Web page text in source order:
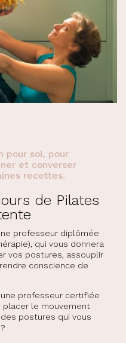
pour soi, pour
et converser
recettes.
de Pilates
professeur diplômée
qui vous donnera
vos postures, assouplir
conscience de
professeur certifiée
placer le mouvement
postures qui vous